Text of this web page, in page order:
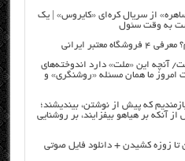
از سریال کره‌ای «کایروس» | یک
به وقت سئول
ایرانی
آنچه این «ملت» دارد اندوخته‌های
امروز ما همان مسئله «روشنگری» و
که پیش از نوشتن، بیندیشند؛
آنکه بر هیاهو بیفزایند، بر روشنایی
زوزه کشیدن + دانلود فایل صوتی